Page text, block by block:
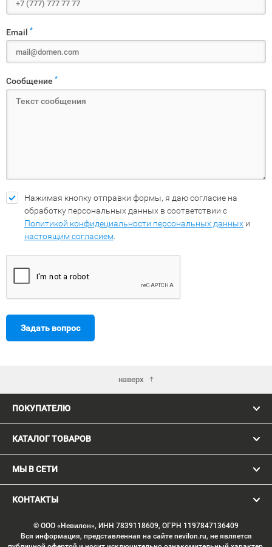
Email *
Сообщение *
Нажимая кнопку отправки формы, я даю согласие на
обработку персональных данных в соответствии с
Политикой конфидециальности персональных данных и
настоящим согласием
Задать вопрос
наверх
ПОКУПАТЕЛЮ
КАТАЛОГ ТОВАРОВ
МЫ В СЕТИ
КОНТАКТЫ
© ООО «Невилон», ИНН 7839118609, ОГРН 1197847136409
Вся информация, представленная на сайте nevilon.ru, не является